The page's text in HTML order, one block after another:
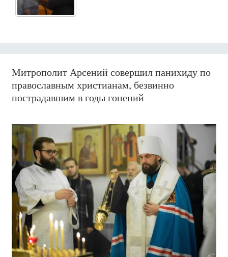
Митрополит Арсений совершил панихиду по
православным христианам, безвинно
пострадавшим в годы гонений